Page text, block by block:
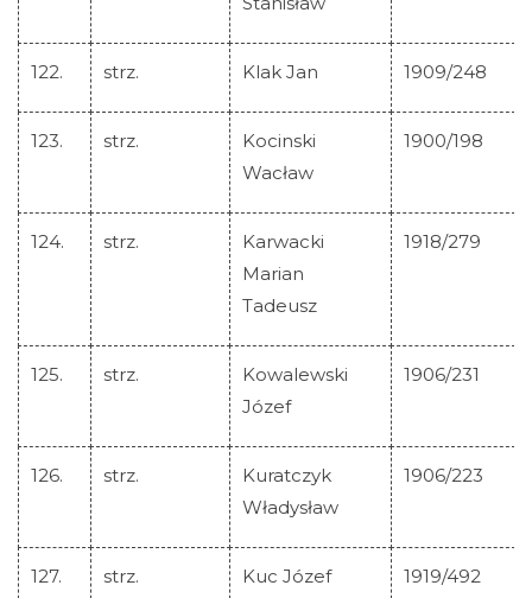
122. strz. Klak Jan 1909/248
123. strz.
Kocinski
Wacław
1900/198
124. strz.
Karwacki
Marian
Tadeusz
1918/279
125. strz.
Kowalewski
Józef
1906/231
126. strz.
Kuratczyk
Władysław
1906/223
127. strz. Kuc Józef 1919/492